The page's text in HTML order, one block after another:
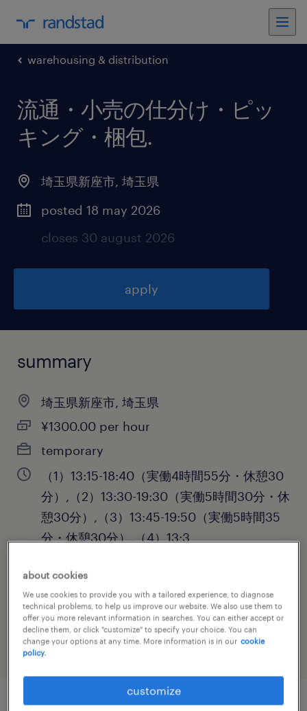
warehousing & distribution
流通・小売の仕分け・ピッ
キング・梱包.
埼玉県新座市, 埼玉県
posted 18 may 2026
closes 30 august 2026
apply
summary
埼玉県新座市, 埼玉県
¥1300.00 per hour
temporary
（1）13:15-18:40（実働4時間55分・休憩30
分）,（2）13:30-19:30（実働5時間30分・休
憩30分）,（3）13:45-19:50（実働5時間35
分・休憩30分）,（4）13:3
job category
warehousing & distribution
about cookies
We use cookies to provide you with a tailored experience, to diagnose
technical problems, to help us improve our website. We also use them to
offer you more relevant information in searches. You can either accept or
decline them, or click "customize" to specify your choice. You can
change your options at any time. More information is in our cookie
policy.
customize